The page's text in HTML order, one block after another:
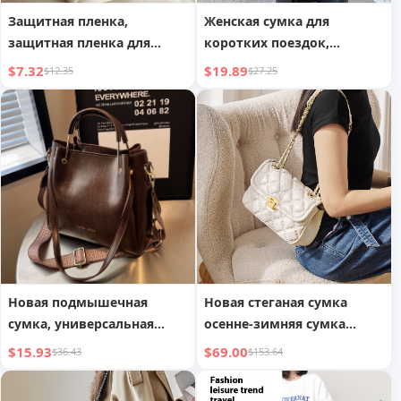
Защитная пленка,
защитная пленка для
углов сумочки от
царапин,
противоизносная
$7.32$12.35
Женская сумка для
коротких поездок,
вместительная сумка для
плавания, йоги, фитнеса
$19.89$27.25
Новая подмышечная
сумка, универсальная
повседневная сумка-ведро
на плечо
$15.93$36.43
Новая стеганая сумка
осенне-зимняя сумка
через плечо,
универсальная сумка
через плечо из
$69.00$153.64